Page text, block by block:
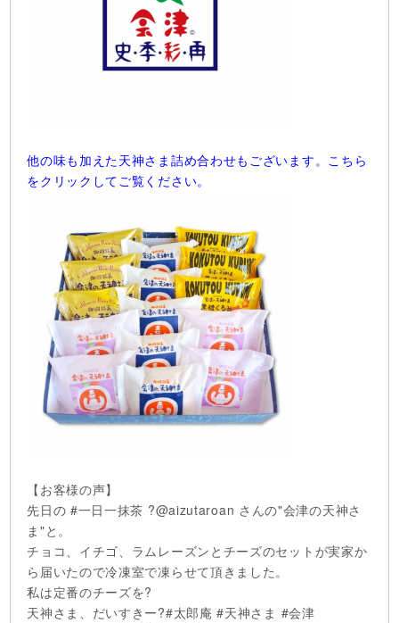
他の味も加えた天神さま詰め合わせもございます。こちら
をクリックしてご覧ください。
【お客様の声】
先日の #一日一抹茶 ?@aizutaroan さんの"会津の天神さ
ま"と。
チョコ、イチゴ、ラムレーズンとチーズのセットが実家か
ら届いたので冷凍室で凍らせて頂きました。
私は定番のチーズを?
天神さま、だいすきー?#太郎庵 #天神さま #会津